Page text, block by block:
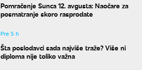
Pomračenje Sunca 12. avgusta: Naočare za
posmatranje skoro rasprodate
Pre 5 h
Šta poslodavci sada najviše traže? Više ni
diploma nije toliko važna